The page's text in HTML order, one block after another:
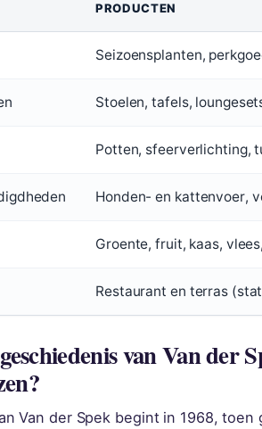
PRODUCTEN
Seizoensplanten,
Stoelen, tafels,
Potten, sfeerverlichting,
Honden- en kattenvoer,
Groente, fruit, kaas,
Restaurant en terras
van Van der
Van der Spek begint in 1968,